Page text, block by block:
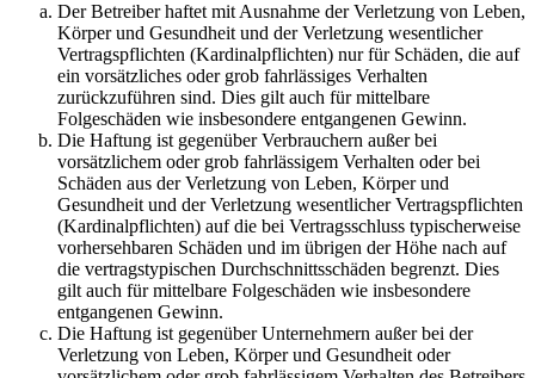
Der Betreiber haftet mit Ausnahme der Verletzung von Leben,
Körper und Gesundheit und der Verletzung wesentlicher
Vertragspflichten (Kardinalpflichten) nur für Schäden, die auf
ein vorsätzliches oder grob fahrlässiges Verhalten
zurückzuführen sind. Dies gilt auch für mittelbare
Folgeschäden wie insbesondere entgangenen Gewinn.
Die Haftung ist gegenüber Verbrauchern außer bei
vorsätzlichem oder grob fahrlässigem Verhalten oder bei
Schäden aus der Verletzung von Leben, Körper und
Gesundheit und der Verletzung wesentlicher Vertragspflichten
(Kardinalpflichten) auf die bei Vertragsschluss typischerweise
vorhersehbaren Schäden und im übrigen der Höhe nach auf
die vertragstypischen Durchschnittsschäden begrenzt. Dies
gilt auch für mittelbare Folgeschäden wie insbesondere
entgangenen Gewinn.
Die Haftung ist gegenüber Unternehmern außer bei der
Verletzung von Leben, Körper und Gesundheit oder